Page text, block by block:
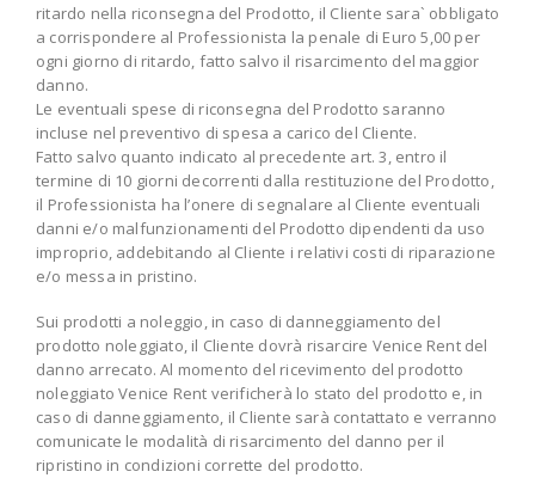
ritardo nella riconsegna del Prodotto, il Cliente sara` obbligato
a corrispondere al Professionista la penale di Euro 5,00 per
ogni giorno di ritardo, fatto salvo il risarcimento del maggior
danno.
Le eventuali spese di riconsegna del Prodotto saranno
incluse nel preventivo di spesa a carico del Cliente.
Fatto salvo quanto indicato al precedente art. 3, entro il
termine di 10 giorni decorrenti dalla restituzione del Prodotto,
il Professionista ha l’onere di segnalare al Cliente eventuali
danni e/o malfunzionamenti del Prodotto dipendenti da uso
improprio, addebitando al Cliente i relativi costi di riparazione
e/o messa in pristino.
Sui prodotti a noleggio, in caso di danneggiamento del
prodotto noleggiato, il Cliente dovrà risarcire Venice Rent del
danno arrecato. Al momento del ricevimento del prodotto
noleggiato Venice Rent verificherà lo stato del prodotto e, in
caso di danneggiamento, il Cliente sarà contattato e verranno
comunicate le modalità di risarcimento del danno per il
ripristino in condizioni corrette del prodotto.